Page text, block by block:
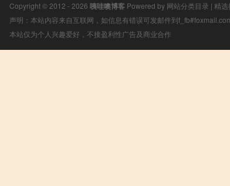
Copyright © 2012 - 2026 咦哇噢博客 Powered by 网站分类目录 | 精
声明：本站内容来自互联网，如信息有错误可发邮件到
本站仅为个人兴趣爱好，不接盈利性广告及商业合作